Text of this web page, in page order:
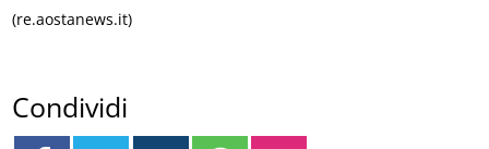
(re.aostanews.it)
Condividi